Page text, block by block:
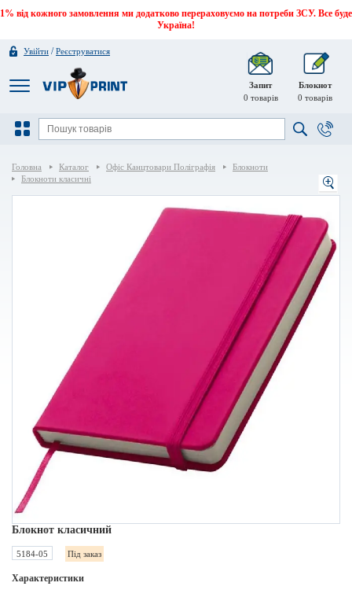
1% від кожного замовлення ми додатково перераховуємо на потреби ЗСУ. Все буде
Україна!
Увійти /Реєструватися
Запит
0 товарів
Блокнот
0 товарів
Головна Каталог Офіс Канцтовари Поліграфія
Блокноти
Блокноти класичні
Блокнот класичний
5184-05 Під заказ
Характеристики